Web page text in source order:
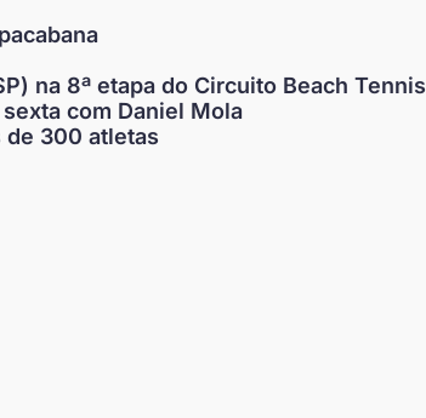
na 8ª etapa do Circuito Beach Tennis
com Daniel Mola
de 300 atletas